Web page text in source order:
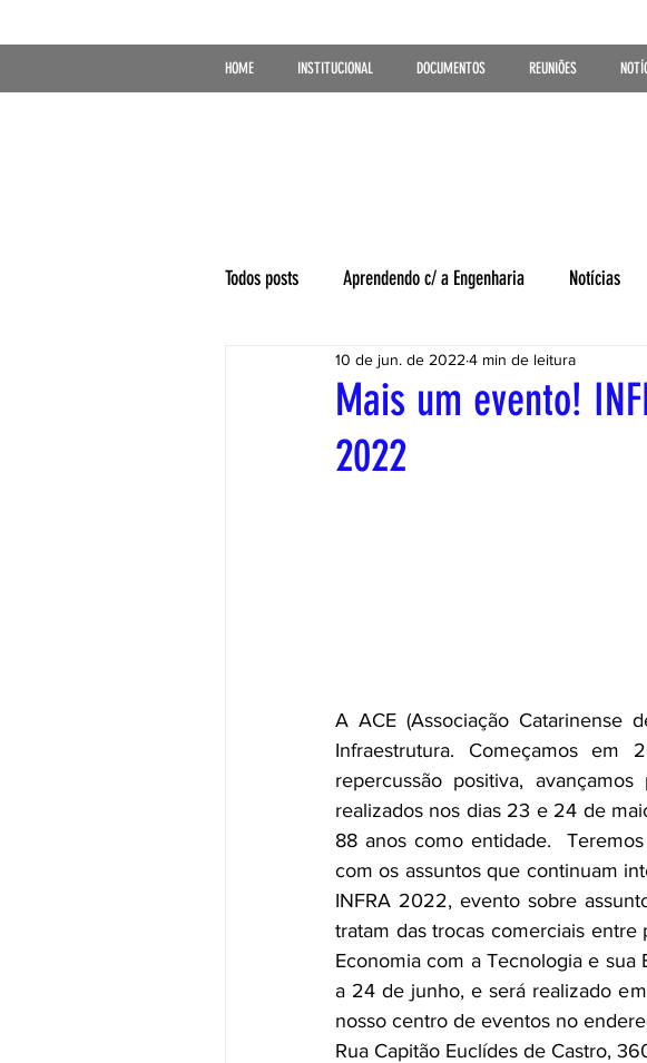
HOME INSTITUCIONAL DOCUMENTOS REUNIÕES
Todos posts Aprendendo c/ a Engenharia Notícias
Mais um evento!
2022
10 de jun. de 2022 4 min de leitura
A ACE (Associação Catarinense
Infraestrutura. Começamos
repercussão positiva,
realizados nos dias 23 e 24 de
88 anos como entidade.
com os assuntos que continuam
INFRA 2022, evento sobre
tratam das trocas comerciais
Economia com a Tecnologia e sua
a 24 de junho, e será realizado
nosso centro de eventos no
Rua Capitão Euclídes de Castro,